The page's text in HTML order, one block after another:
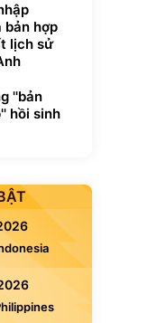
bản hợp
lịch sử
''bản
hồi sinh